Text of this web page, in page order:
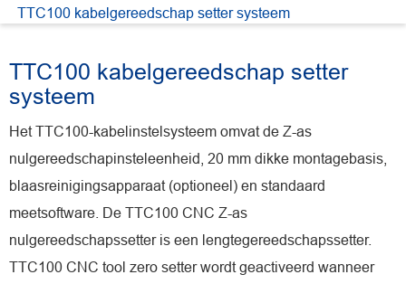
TTC100 kabelgereedschap setter systeem
TTC100 kabelgereedschap setter
systeem
Het TTC100-kabelinstelsysteem omvat de Z-as
nulgereedschapinsteleenheid, 20 mm dikke montagebasis,
blaasreinigingsapparaat (optioneel) en standaard
meetsoftware. De TTC100 CNC Z-as
nulgereedschapssetter is een lengtegereedschapssetter.
TTC100 CNC tool zero setter wordt geactiveerd wanneer